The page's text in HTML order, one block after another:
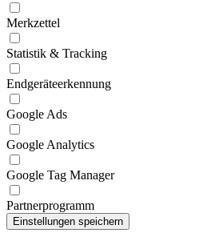
Merkzettel
Statistik & Tracking
Endgeräteerkennung
Google Ads
Google Analytics
Google Tag Manager
Partnerprogramm